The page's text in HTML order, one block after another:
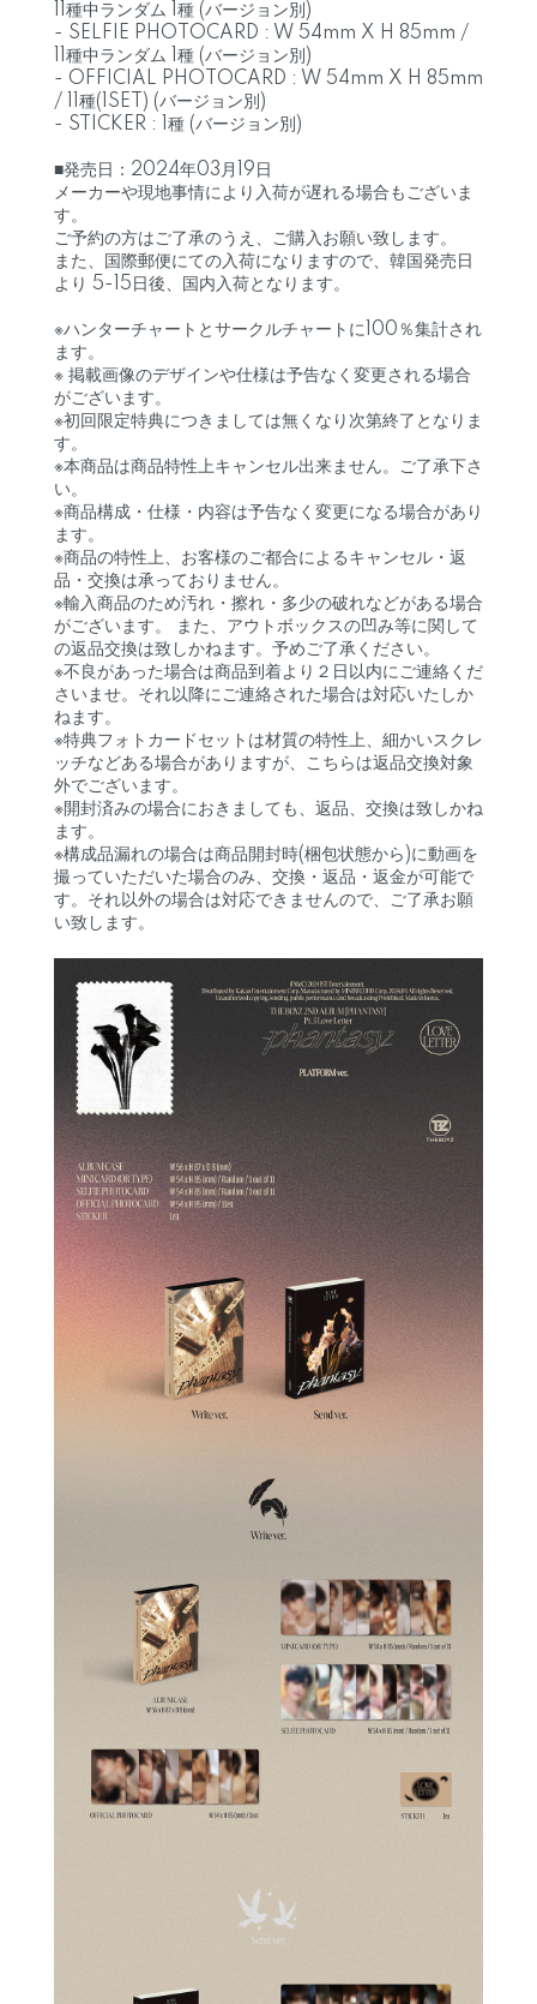
11種中ランダム 1種 (バージョン別)
- SELFIE PHOTOCARD : W 54mm X H 85mm /
11種中ランダム 1種 (バージョン別)
- OFFICIAL PHOTOCARD : W 54mm X H 85mm
/ 11種(1SET) (バージョン別)
- STICKER : 1種 (バージョン別)
■発売日：2024年03月19日
メーカーや現地事情により入荷が遅れる場合もございま
す。
ご予約の方はご了承のうえ、ご購入お願い致します。
また、国際郵便にての入荷になりますので、韓国発売日
より 5-15日後、国内入荷となります。
※ハンターチャートとサークルチャートに100％集計され
ます。
※ 掲載画像のデザインや仕様は予告なく変更される場合
がございます。
※初回限定特典につきましては無くなり次第終了となりま
す。
※本商品は商品特性上キャンセル出来ません。ご了承下さ
い。
※商品構成・仕様・内容は予告なく変更になる場合があり
ます。
※商品の特性上、お客様のご都合によるキャンセル・返
品・交換は承っておりません。
※輸入商品のため汚れ・擦れ・多少の破れなどがある場合
がございます。 また、アウトボックスの凹み等に関して
の返品交換は致しかねます。予めご了承ください。
※不良があった場合は商品到着より２日以内にご連絡くだ
さいませ。それ以降にご連絡された場合は対応いたしか
ねます。
※特典フォトカードセットは材質の特性上、細かいスクレ
ッチなどある場合がありますが、こちらは返品交換対象
外でございます。
※開封済みの場合におきましても、返品、交換は致しかね
ます。
※構成品漏れの場合は商品開封時(梱包状態から)に動画を
撮っていただいた場合のみ、交換・返品・返金が可能で
す。それ以外の場合は対応できませんので、ご了承お願
い致します。